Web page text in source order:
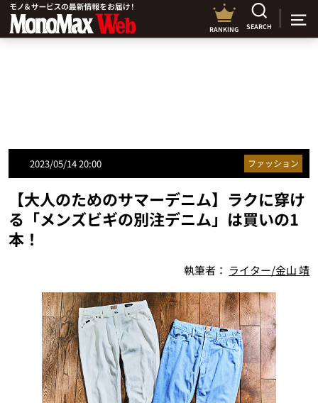
RANKING SEARCH
2023/05/14 20:00 ファッション
【大人のためのサマーデニム】ラクに穿け
る「メンズビギの別注デニム」は買いの1
本！
執筆者： ライター/金山 靖